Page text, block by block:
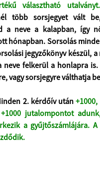
választható utalványt.
több sorsjegyet vált
a neve a kalapban, így
hónapban. Sorsolás
jegyzőkönyv készül,
neve felkerül a honlapra
vagy sorsjegyre válthatja
2. kérdőív után+1000,
+1000 jutalompontot
a gyűjtőszámlájára.